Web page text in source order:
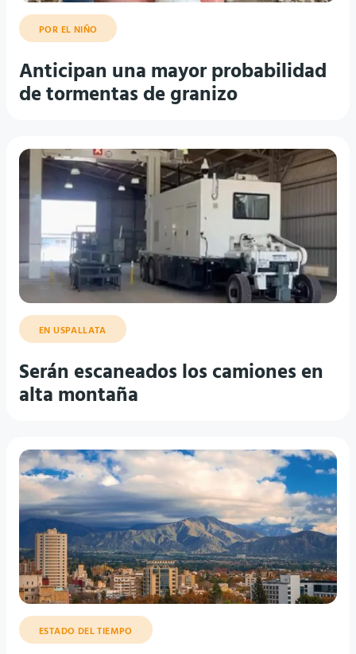
POR EL NIÑO
Anticipan una mayor probabilidad
de tormentas de granizo
EN USPALLATA
Serán escaneados los camiones en
alta montaña
ESTADO DEL TIEMPO